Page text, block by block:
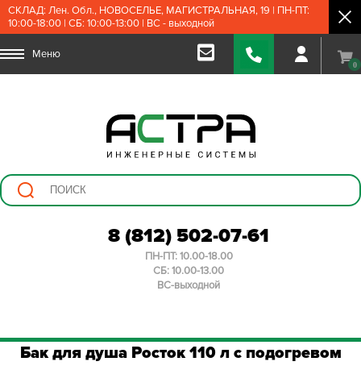
СКЛАД: Лен. Обл., НОВОСЕЛЬЕ, МАГИСТРАЛЬНАЯ, 19 | ПН-ПТ:
10:00-18:00 | СБ: 10:00-13:00 | ВС - выходной
Меню
0
8 (812) 502-07-61
ПН-ПТ: 10.00-18.00
СБ: 10.00-13.00
ВС-выходной
Бак для душа Росток 110 л с подогревом